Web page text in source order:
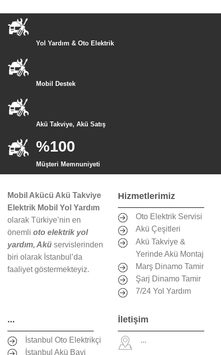
Yol Yardım & Oto Elektrik
Mobil Destek
Akü Takviye, Akü Satış
%100
Müşteri Memnuniyeti
Mobil Akücü Akü Takviye
Elektrik Mobil Yol Yardım
olarak Türkiye’nin en
önemli oto elektrik yol
yardım, Akü servislerinden
biri olarak İstanbul’da
faaliyet göstermekteyiz.
Hizmetlerimiz
Oto Elektrik Servisi
Akü Çeşitleri
Akü Takviye &
Yerinde Akü Montaj
Marş Dinamo Tamir
Şarj Dinamo Tamir
7/24 Yol Yardım
...
İstanbul Oto Elektrikçi
İstanbul Akü Bayi
İletişim
...